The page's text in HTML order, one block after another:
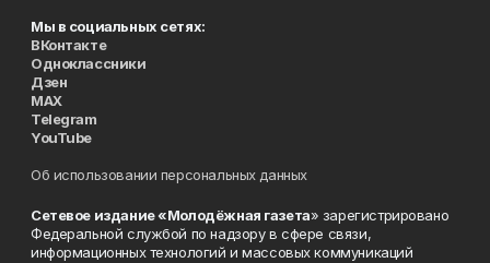
Мы в социальных сетях:
ВКонтакте
Одноклассники
Дзен
MAX
Telegram
YouTube
Об использовании персональных данных
Сетевое издание «Молодёжная газета» зарегистрировано
Федеральной службой по надзору в сфере связи,
информационных технологий и массовых коммуникаций